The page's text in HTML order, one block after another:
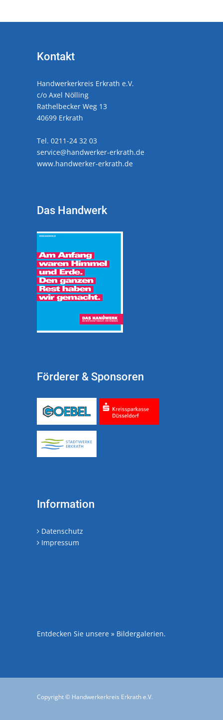
Kontakt
Handwerkerkreis Erkrath e.V.
c/o Axel Nölling
Rathelbecker Weg 13
40699 Erkrath
Tel. 0211-24 32 03
service@handwerker-erkrath.de
www.handwerker-erkrath.de
Das Handwerk
Förderer & Sponsoren
Information
Datenschutz
Impressum
Entdecken Sie unsere » Bildergalerien.
Copyright © Handwerkerkreis Erkrath e.V.